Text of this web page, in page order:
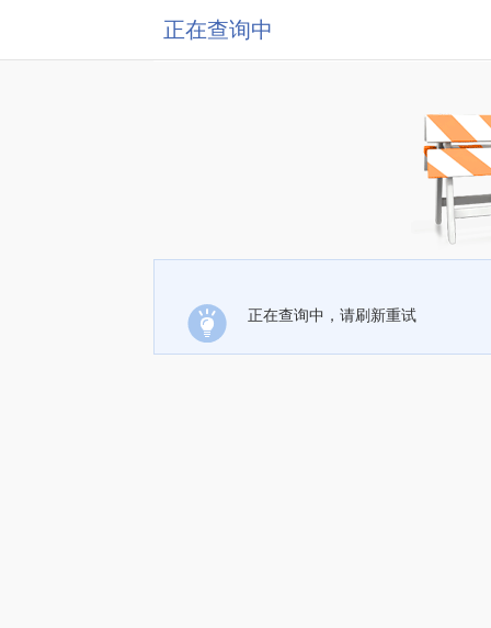
正在查询中
正在查询中，请刷新重试